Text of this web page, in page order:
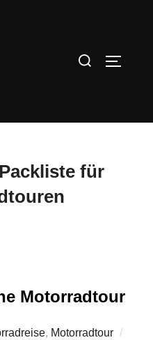
Suchen
Packliste für
Motorradtour
, Motorradtour